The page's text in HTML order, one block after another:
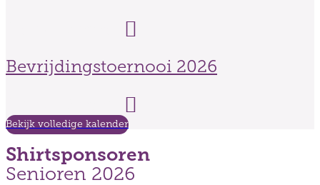
Bevrijdingstoernooi 2026
Bekijk volledige kalender
Shirtsponsoren
Senioren 2026